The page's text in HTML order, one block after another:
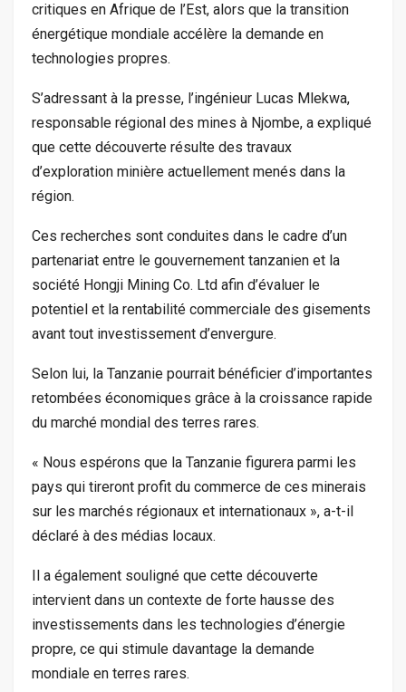
critiques en Afrique de l’Est, alors que la transition
énergétique mondiale accélère la demande en
technologies propres.
S’adressant à la presse, l’ingénieur Lucas Mlekwa,
responsable régional des mines à Njombe, a expliqué
que cette découverte résulte des travaux
d’exploration minière actuellement menés dans la
région.
Ces recherches sont conduites dans le cadre d’un
partenariat entre le gouvernement tanzanien et la
société Hongji Mining Co. Ltd afin d’évaluer le
potentiel et la rentabilité commerciale des gisements
avant tout investissement d’envergure.
Selon lui, la Tanzanie pourrait bénéficier d’importantes
retombées économiques grâce à la croissance rapide
du marché mondial des terres rares.
« Nous espérons que la Tanzanie figurera parmi les
pays qui tireront profit du commerce de ces minerais
sur les marchés régionaux et internationaux », a-t-il
déclaré à des médias locaux.
Il a également souligné que cette découverte
intervient dans un contexte de forte hausse des
investissements dans les technologies d’énergie
propre, ce qui stimule davantage la demande
mondiale en terres rares.